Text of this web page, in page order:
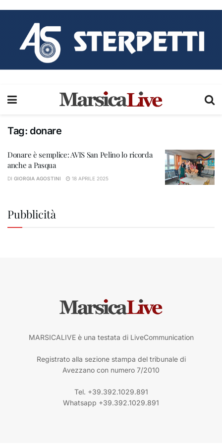
Tag: donare
Donare è semplice: AVIS San Pelino lo ricorda
anche a Pasqua
DI GIORGIA AGOSTINI 18 APRILE 2025
Pubblicità
MARSICALIVE è una testata di LiveCommunication
Registrato alla sezione stampa del tribunale di
Avezzano con numero 7/2010
Tel. +39.392.1029.891
Whatsapp +39.392.1029.891